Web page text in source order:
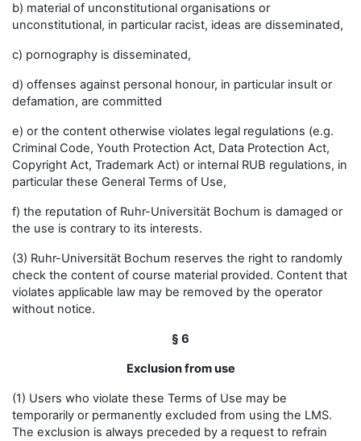
b) material of unconstitutional organisations or
unconstitutional, in particular racist, ideas are disseminated,
c) pornography is disseminated,
d) offenses against personal honour, in particular insult or
defamation, are committed
e) or the content otherwise violates legal regulations (e.g.
Criminal Code, Youth Protection Act, Data Protection Act,
Copyright Act, Trademark Act) or internal RUB regulations, in
particular these General Terms of Use,
f) the reputation of Ruhr-Universität Bochum is damaged or
the use is contrary to its interests.
(3) Ruhr-Universität Bochum reserves the right to randomly
check the content of course material provided. Content that
violates applicable law may be removed by the operator
without notice.
§ 6
Exclusion from use
(1) Users who violate these Terms of Use may be
temporarily or permanently excluded from using the LMS.
The exclusion is always preceded by a request to refrain